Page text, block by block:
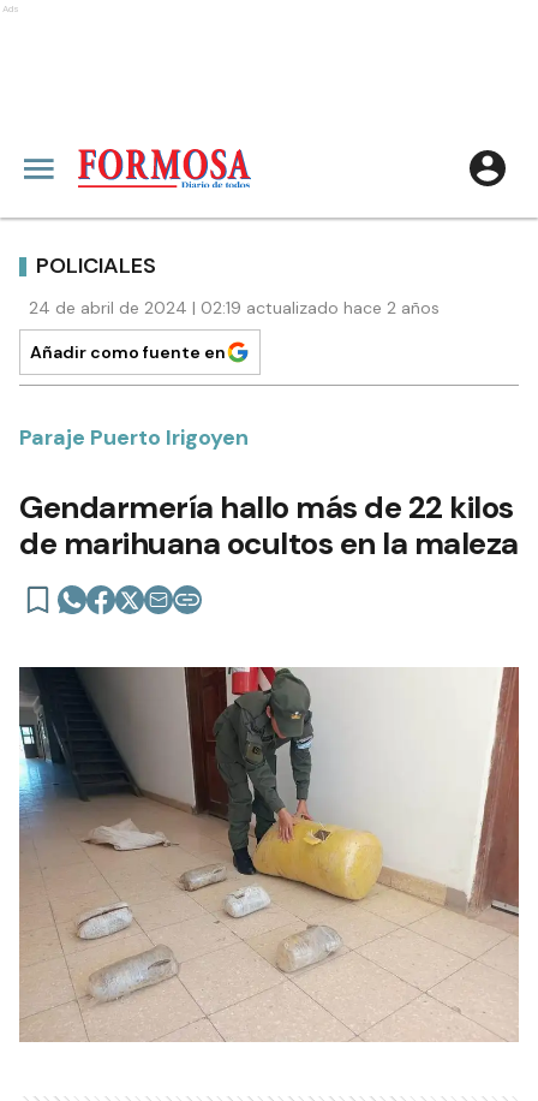
Ads
POLICIALES
24 de abril de 2024 | 02:19 actualizado hace 2 años
Añadir como fuente en
Paraje Puerto Irigoyen
Gendarmería hallo más de 22 kilos
de marihuana ocultos en la maleza